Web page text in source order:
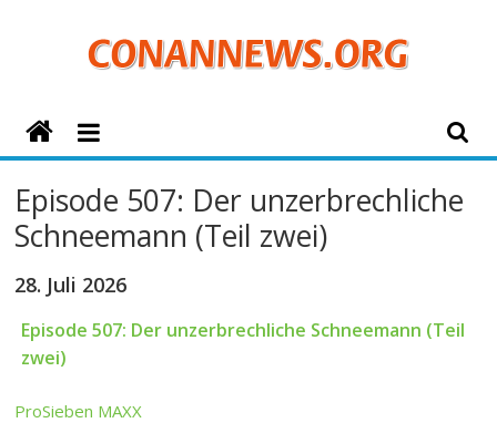
ConanNews.org
Conan
News
Episode 507: Der unzerbrechliche
Schneemann (Teil zwei)
28. Juli 2026
Episode 507: Der unzerbrechliche Schneemann (Teil
zwei)
ProSieben MAXX